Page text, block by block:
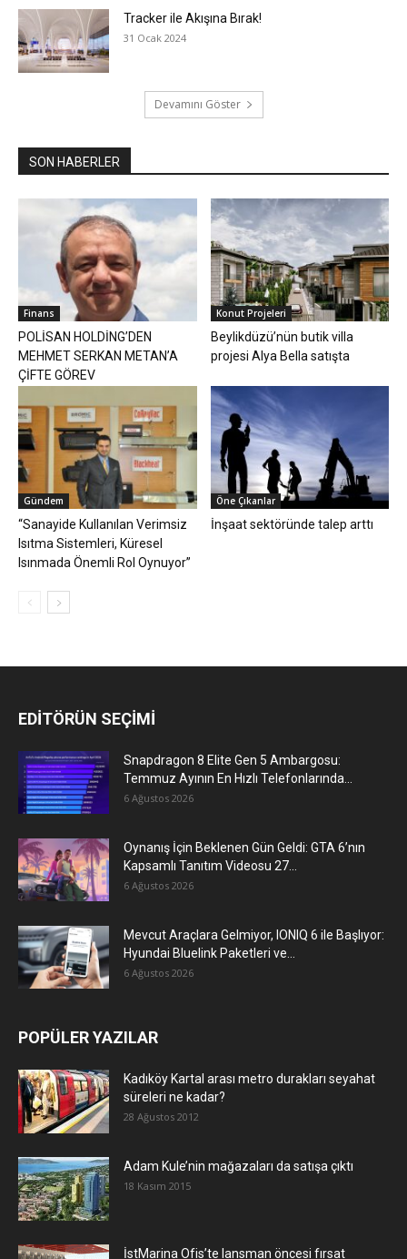
Tracker ile Akışına Bırak!
31 Ocak 2024
Devamını Göster
SON HABERLER
Finans
POLİSAN HOLDİNG’DEN
MEHMET SERKAN METAN’A
ÇİFTE GÖREV
Konut Projeleri
Beylikdüzü’nün butik villa
projesi Alya Bella satışta
Gündem
“Sanayide Kullanılan Verimsiz
Isıtma Sistemleri, Küresel
Isınmada Önemli Rol Oynuyor”
Öne Çıkanlar
İnşaat sektöründe talep arttı
EDİTÖRÜN SEÇİMİ
Snapdragon 8 Elite Gen 5 Ambargosu:
Temmuz Ayının En Hızlı Telefonlarında...
6 Ağustos 2026
Oynanış İçin Beklenen Gün Geldi: GTA 6’nın
Kapsamlı Tanıtım Videosu 27...
6 Ağustos 2026
Mevcut Araçlara Gelmiyor, IONIQ 6 ile Başlıyor:
Hyundai Bluelink Paketleri ve...
6 Ağustos 2026
POPÜLER YAZILAR
Kadıköy Kartal arası metro durakları seyahat
süreleri ne kadar?
28 Ağustos 2012
Adam Kule’nin mağazaları da satışa çıktı
18 Kasım 2015
İstMarina Ofis’te lansman öncesi fırsat